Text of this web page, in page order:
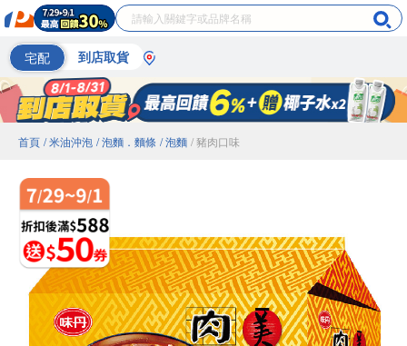
宅配 到店取貨
首頁 / 米油沖泡 / 泡麵．麵條 / 泡麵 / 豬肉口味